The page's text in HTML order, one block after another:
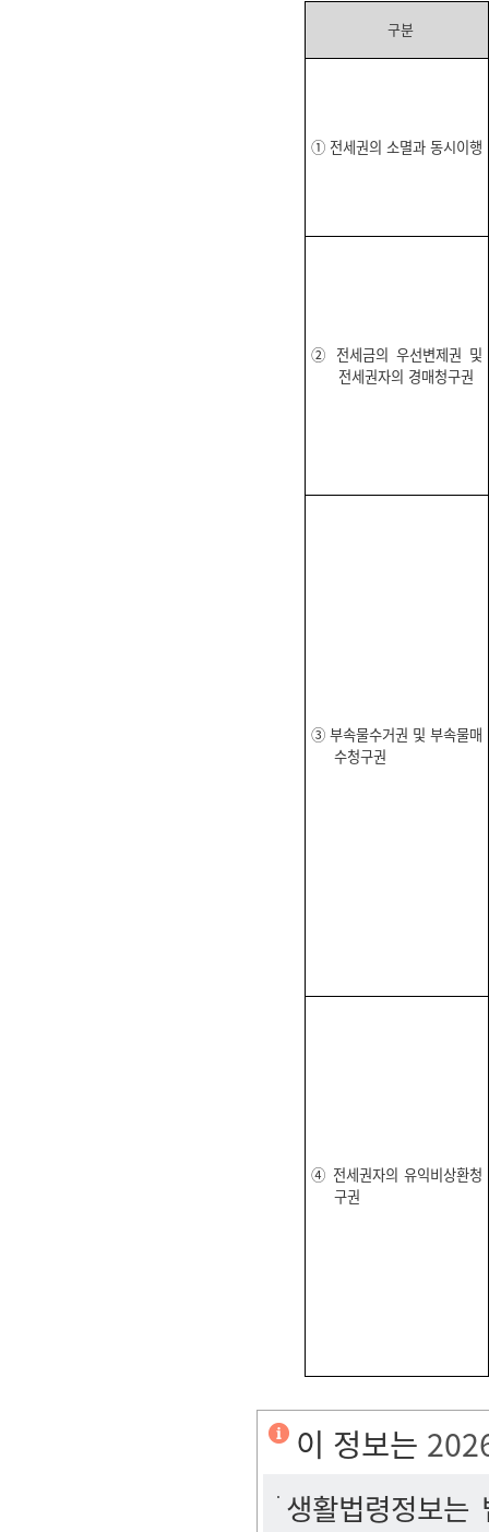
구분
① 전세권의 소멸과 동시이행
② 전세금의 우선변제권 및
전세권자의 경매청구권
③ 부속물수거권 및 부속물매
수청구권
④ 전세권자의 유익비상환청
구권
이 정보는
생활법령정보